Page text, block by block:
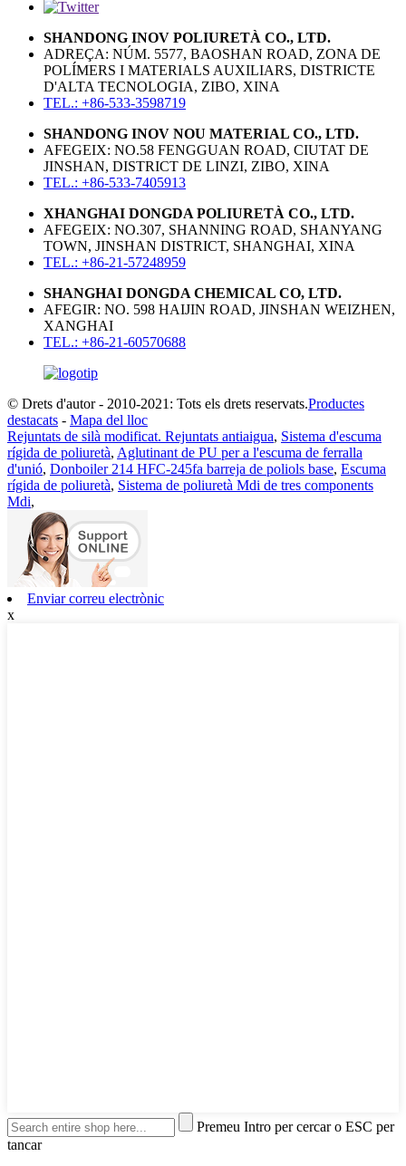
SHANDONG INOV POLIURETÀ CO., LTD.
ADREÇA: NÚM. 5577, BAOSHAN ROAD, ZONA DE
POLÍMERS I MATERIALS AUXILIARS, DISTRICTE
D'ALTA TECNOLOGIA, ZIBO, XINA
TEL.: +86-533-3598719
SHANDONG INOV NOU MATERIAL CO., LTD.
AFEGEIX: NO.58 FENGGUAN ROAD, CIUTAT DE
JINSHAN, DISTRICT DE LINZI, ZIBO, XINA
TEL.: +86-533-7405913
XHANGHAI DONGDA POLIURETÀ CO., LTD.
AFEGEIX: NO.307, SHANNING ROAD, SHANYANG
TOWN, JINSHAN DISTRICT, SHANGHAI, XINA
TEL.: +86-21-57248959
SHANGHAI DONGDA CHEMICAL CO, LTD.
AFEGIR: NO. 598 HAIJIN ROAD, JINSHAN WEIZHEN,
XANGHAI
TEL.: +86-21-60570688
© Drets d'autor - 2010-2021: Tots els drets reservats.Productes
destacats - Mapa del lloc
Rejuntats de silà modificat. Rejuntats antiaigua, Sistema d'escuma
rígida de poliuretà, Aglutinant de PU per a l'escuma de ferralla
d'unió, Donboiler 214 HFC-245fa barreja de poliols base, Escuma
rígida de poliuretà, Sistema de poliuretà Mdi de tres components
Mdi,
Enviar correu electrònic
x
Premeu Intro per cercar o ESC per
tancar